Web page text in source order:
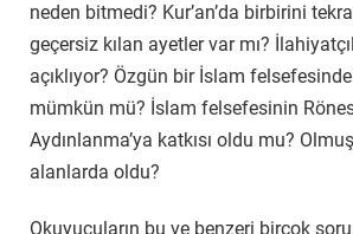
neden bitmedi? Kur’an’da birbirini
geçersiz kılan ayetler var mı?
açıklıyor? Özgün bir İslam
mümkün mü? İslam felsefesinin
Aydınlanma’ya katkısı oldu mu?
alanlarda oldu?
Okuyucuların bu ve benzeri birçok